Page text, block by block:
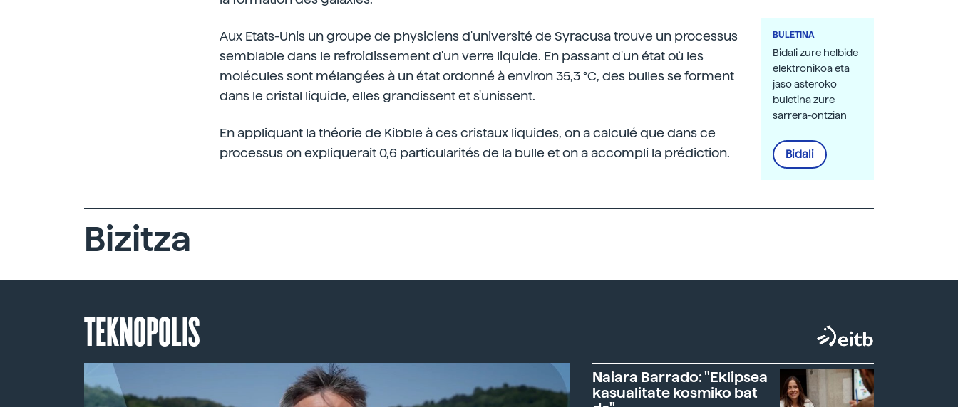
Aux Etats-Unis un groupe de physiciens d'université de Syracusa trouve un processus
semblable dans le refroidissement d'un verre liquide. En passant d'un état où les
molécules sont mélangées à un état ordonné à environ 35,3 °C, des bulles se forment
dans le cristal liquide, elles grandissent et s'unissent.
En appliquant la théorie de Kibble à ces cristaux liquides, on a calculé que dans ce
processus on expliquerait 0,6 particularités de la bulle et on a accompli la prédiction.
BULETINA
Bidali zure helbide
elektronikoa eta
jaso asteroko
buletina zure
sarrera-ontzian
Bidali
Bizitza
TEKNOPOLIS
Naiara Barrado: "Eklipsea
kasualitate kosmiko bat